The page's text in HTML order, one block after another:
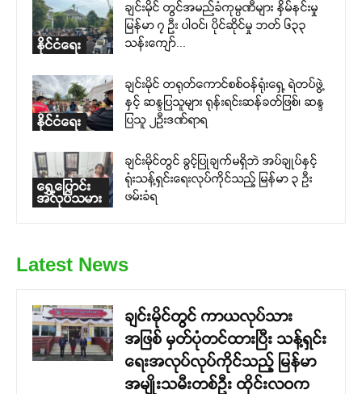
နိုင်ငံရေး
ချင်းမိုင် တွင်အမည်ခံကုမ္ပဏီများ နှိမ်နင်းမှု
မြန်မာ ၇ ဦး ပါဝင်၊ ပိုင်ဆိုင်မှု ဘတ် ၆၃၃
သန်းကျော်...
နိုင်ငံရေး
ချင်းမိုင် တရုတ်ကောင်စစ်ဝန်ရုံးရှေ့ ရဲတပ်ဖွဲ့
နှင့် ဆန္ဒပြသူများ ရုန်းရင်းဆန်ခတ်ဖြစ်၊ ဆန္ဒ
ပြသူ ၂ဉီးဒဏ်ရာရ
ရွှေ့ပြောင်း
အလုပ်သမား
ချင်းမိုင်တွင် ခွင့်ပြုချက်မရှိဘဲ အပ်ချုပ်နှင့်
ရုံးသန့်ရှင်းရေးလုပ်ကိုင်သည့် မြန်မာ ၃ ဦး
ဖမ်းခံရ
Latest News
ချင်းမိုင်တွင် ကာယလုပ်သား
အဖြစ် မှတ်ပုံတင်ထားပြီး သန့်ရှင်း
ရေးအလုပ်လုပ်ကိုင်သည့် မြန်မာ
အမျိုးသမီးတစ်ဦး ထိုင်းလဝက